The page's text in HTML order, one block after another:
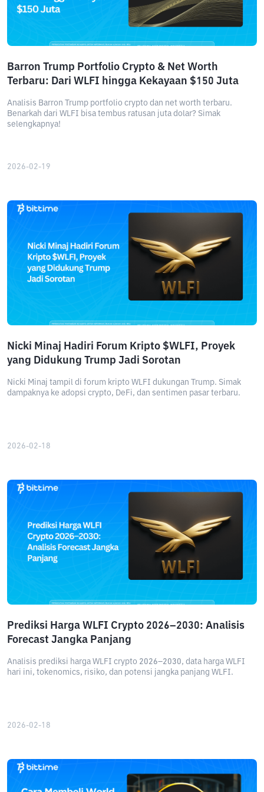
Barron Trump Portfolio Crypto & Net Worth
Terbaru: Dari WLFI hingga Kekayaan $150 Juta
Analisis Barron Trump portfolio crypto dan net worth terbaru.
Benarkah dari WLFI bisa tembus ratusan juta dolar? Simak
selengkapnya!
2026-02-19
Nicki Minaj Hadiri Forum Kripto $WLFI, Proyek
yang Didukung Trump Jadi Sorotan
Nicki Minaj tampil di forum kripto WLFI dukungan Trump. Simak
dampaknya ke adopsi crypto, DeFi, dan sentimen pasar terbaru.
2026-02-18
Prediksi Harga WLFI Crypto 2026–2030: Analisis
Forecast Jangka Panjang
Analisis prediksi harga WLFI crypto 2026–2030, data harga WLFI
hari ini, tokenomics, risiko, dan potensi jangka panjang WLFI.
2026-02-18